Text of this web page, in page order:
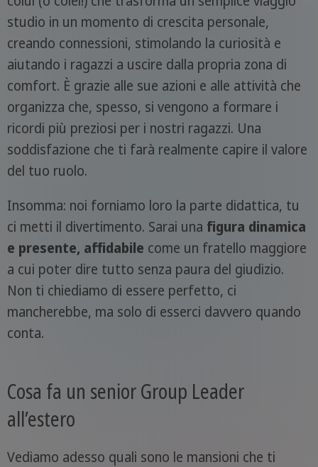
studio in un momento di crescita personale,
creando connessioni, stimolando la curiosità e
aiutando i ragazzi a uscire dalla propria zona di
comfort. È grazie alle sue azioni e alle attività che
organizza che, spesso, si vengono a formare i
ricordi più preziosi per i nostri ragazzi. Una
soddisfazione che ti farà realmente capire il valore
del tuo ruolo.
Insomma: noi forniamo loro la parte didattica, tu
ci metti il divertimento. Sarai una figura dinamica
e presente, affidabile come un fratello maggiore
a cui poter dire tutto senza paura del giudizio.
Non ti chiediamo di essere perfetto, ci
mancherebbe, ma solo di esserci davvero quando
conta.
Cosa fa un senior Group Leader
all’estero
Vediamo adesso quali sono le mansioni che ti